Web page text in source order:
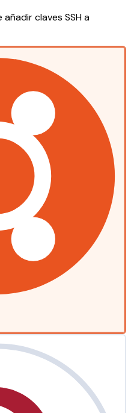
claves SSH a